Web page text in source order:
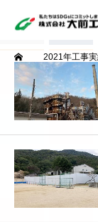
2021年工事
ホーム
事業概要
会社概要